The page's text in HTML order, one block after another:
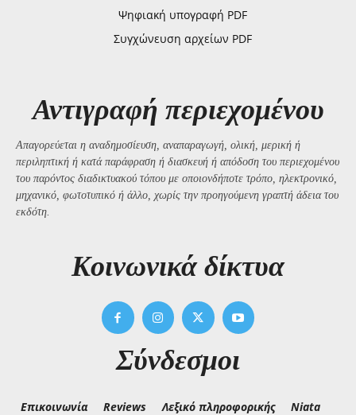
Ψηφιακή υπογραφή PDF
Συγχώνευση αρχείων PDF
Αντιγραφή περιεχομένου
Απαγορεύεται η αναδημοσίευση, αναπαραγωγή, ολική, μερική ή
περιληπτική ή κατά παράφραση ή διασκευή ή απόδοση του περιεχομένου
του παρόντος διαδικτυακού τόπου με οποιονδήποτε τρόπο, ηλεκτρονικό,
μηχανικό, φωτοτυπικό ή άλλο, χωρίς την προηγούμενη γραπτή άδεια του
εκδότη.
Kοινωνικά δίκτυα
Σύνδεσμοι
Επικοινωνία Reviews Λεξικό πληροφορικής Niata